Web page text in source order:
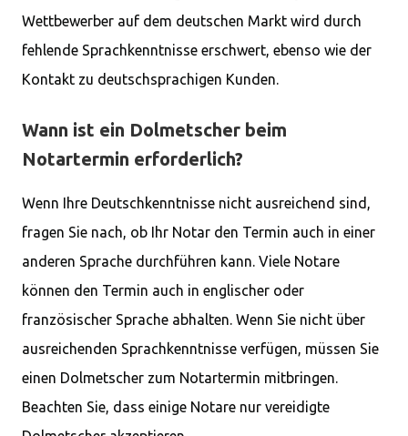
Wettbewerber auf dem deutschen Markt wird durch
fehlende Sprachkenntnisse erschwert, ebenso wie der
Kontakt zu deutschsprachigen Kunden.
Wann ist ein Dolmetscher beim
Notartermin erforderlich?
Wenn Ihre Deutschkenntnisse nicht ausreichend sind,
fragen Sie nach, ob Ihr Notar den Termin auch in einer
anderen Sprache durchführen kann. Viele Notare
können den Termin auch in englischer oder
französischer Sprache abhalten. Wenn Sie nicht über
ausreichenden Sprachkenntnisse verfügen, müssen Sie
einen Dolmetscher zum Notartermin mitbringen.
Beachten Sie, dass einige Notare nur vereidigte